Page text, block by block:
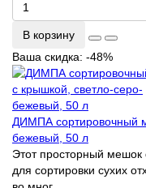
В корзину
Ваша скидка: -48%
ДИМПА сортировочный
бежевый, 50 л
Этот просторный мешок
для сортировки сухих